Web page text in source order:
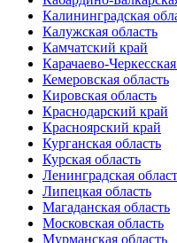
Калининградская
Калужская область
Камчатский край
Карачаево-
Кемеровская область
Кировская область
Краснодарский край
Красноярский край
Курганская область
Курская область
Ленинградская
Липецкая область
Магаданская область
Московская область
Мурманская область